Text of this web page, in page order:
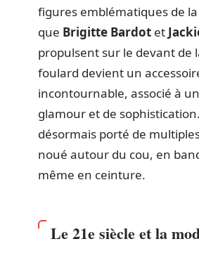
figures emblématiques de
que Brigitte Bardot et
propulsent sur le devant de
foulard devient un
incontournable, associé à
glamour et de
désormais porté de
noué autour du cou, en
même en ceinture.
Le 21e siècle et la